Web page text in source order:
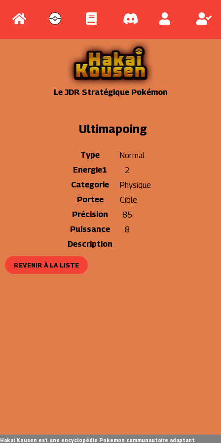
Le JDR Stratégique Pokémon
Ultimapoing
Type
Normal
Energie1
2
Categorie
Physique
Portee
Cible
Précision
85
Puissance
8
Description
REVENIR À LA LISTE
Hakai Kousen est une encyclopédie Pokemon communautaire adaptant